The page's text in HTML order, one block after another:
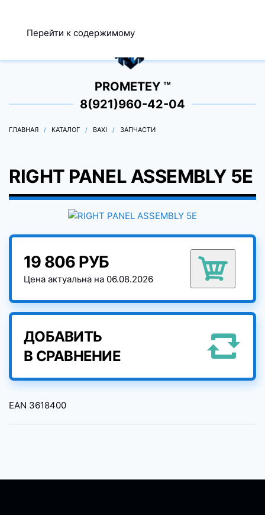
Перейти к содержимому
0
PROMETEY ™
8(921)960-42-04
ГЛАВНАЯ КАТАЛОГ BAXI ЗАПЧАСТИ
RIGHT PANEL ASSEMBLY 5E
19 806 РУБ
Цена актуальна на 06.08.2026
ДОБАВИТЬ
В СРАВНЕНИЕ
EAN 3618400